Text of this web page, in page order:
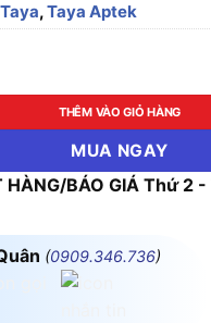
Taya,Taya Aptek
PVC/PVC VV-4x8mm²
THÊM VÀO GIỎ HÀNG
MUA NGAY
HÀNG/BÁO GIÁ Thứ 2
(0909.346.736)